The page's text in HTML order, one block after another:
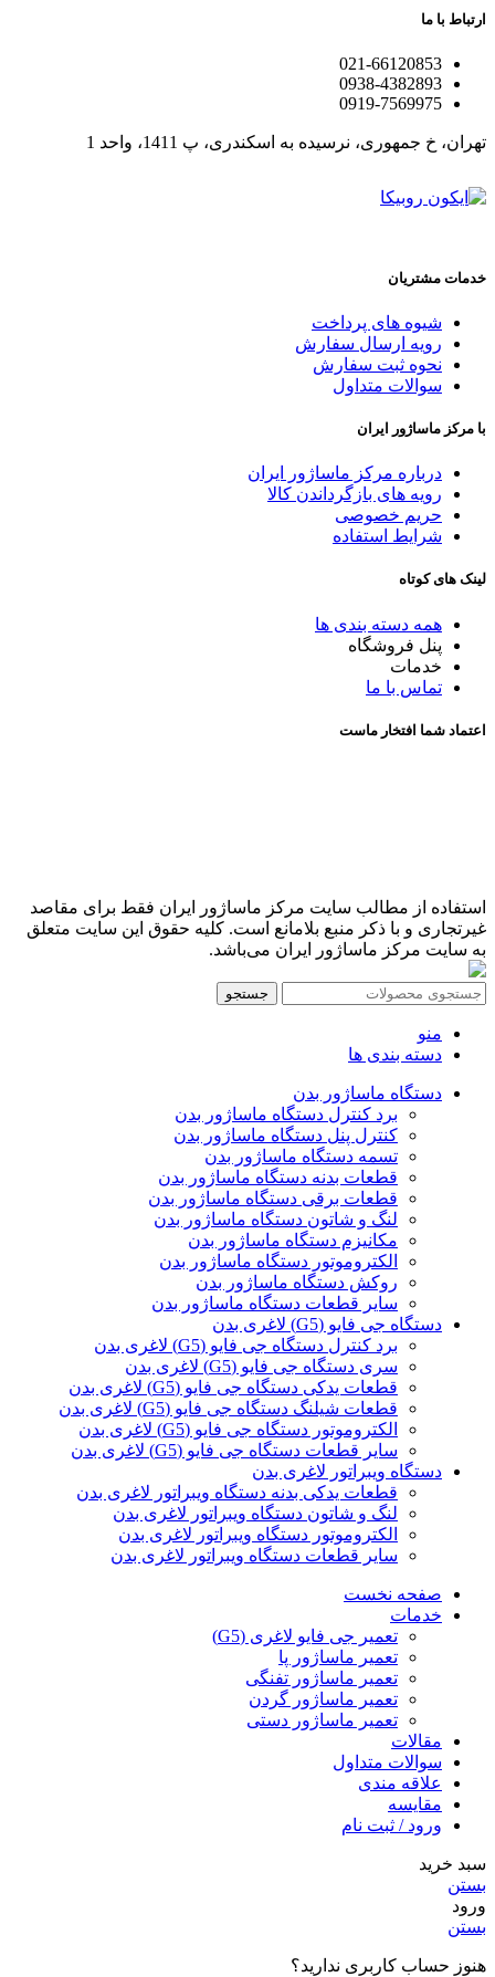
ارتباط با ما
021-66120853
0938-4382893
0919-7569975
تهران، خ جمهوری، نرسیده به اسکندری، پ 1411، واحد 1
خدمات مشتریان
شیوه های پرداخت
رویه ارسال سفارش
نحوه ثبت سفارش
سوالات متداول
با مرکز ماساژور ایران
درباره مرکز ماساژور ایران
رویه های بازگرداندن کالا
حریم خصوصی
شرایط استفاده
لینک های کوتاه
همه دسته بندی ها
پنل فروشگاه
خدمات
تماس با ما
اعتماد شما افتخار ماست
استفاده از مطالب سایت مرکز ماساژور ایران فقط برای مقاصد
غیرتجاری و با ذکر منبع بلامانع است. کلیه حقوق این سایت متعلق
به سایت مرکز ماساژور ایران می‌باشد.
جستجو
منو
دسته بندی ها
دستگاه ماساژور بدن
برد کنترل دستگاه ماساژور بدن
کنترل پنل دستگاه ماساژور بدن
تسمه دستگاه ماساژور بدن
قطعات بدنه دستگاه ماساژور بدن
قطعات برقی دستگاه ماساژور بدن
لنگ و شاتون دستگاه ماساژور بدن
مکانیزم دستگاه ماساژور بدن
الکتروموتور دستگاه ماساژور بدن
روکش دستگاه ماساژور بدن
سایر قطعات دستگاه ماساژور بدن
دستگاه جی فایو (G5) لاغری بدن
برد کنترل دستگاه جی فایو (G5) لاغری بدن
سری دستگاه جی فایو (G5) لاغری بدن
قطعات یدکی دستگاه جی فایو (G5) لاغری بدن
قطعات شیلنگ دستگاه جی فایو (G5) لاغری بدن
الکتروموتور دستگاه جی فایو (G5) لاغری بدن
سایر قطعات دستگاه جی فایو (G5) لاغری بدن
دستگاه ویبراتور لاغری بدن
قطعات یدکی بدنه دستگاه ویبراتور لاغری بدن
لنگ و شاتون دستگاه ویبراتور لاغری بدن
الکتروموتور دستگاه ویبراتور لاغری بدن
سایر قطعات دستگاه ویبراتور لاغری بدن
صفحه نخست
خدمات
تعمیر جی فایو لاغری (G5)
تعمیر ماساژور پا
تعمیر ماساژور تفنگی
تعمیر ماساژور گردن
تعمیر ماساژور دستی
مقالات
سوالات متداول
علاقه مندی
مقایسه
ورود / ثبت نام
سبد خرید
بستن
ورود
بستن
هنوز حساب کاربری ندارید؟